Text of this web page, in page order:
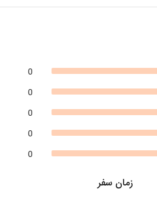
0
0
0
0
0
زمان سفر